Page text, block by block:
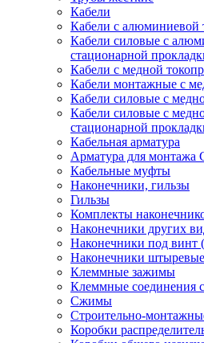
Кабели
Кабели с алюминиевой
Кабели силовые с
стационарной
Кабели с медной
Кабели монтажные с
Кабели силовые с
Кабели силовые с
стационарной
Кабельная арматура
Арматура для
Кабельные муфты
Наконечники, гильзы
Гильзы
Комплекты
Наконечники других
Наконечники под винт
Наконечники штыревые
Клеммные зажимы
Клеммные соединения
Сжимы
Строительно-
Коробки